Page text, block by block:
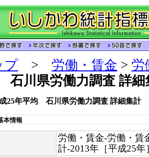
プ > 労働・賃金 > 労
石川県労働力調査 詳細
25年平均 石川県労働力調査 詳細集計
本情報
労働・賃金-労働・賃
計-2013年［平成25年